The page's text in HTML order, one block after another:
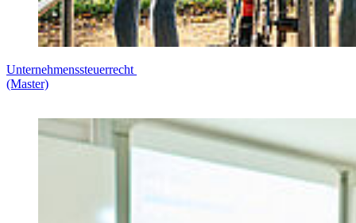
Unternehmenssteuerrecht
(Master)